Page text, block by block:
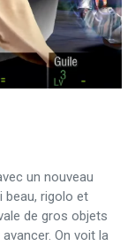
un nouveau
beau, rigolo et
de gros objets
On voit la